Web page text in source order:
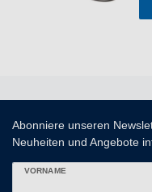
Abonniere unseren
Neuheiten und Angebote
VORNAME